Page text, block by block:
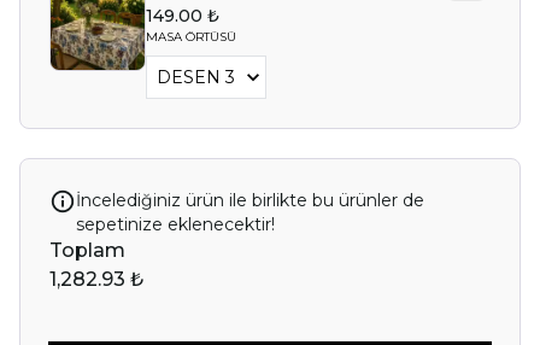
149.00 ₺
MASA ÖRTÜSÜ
İncelediğiniz ürün ile birlikte bu ürünler de
sepetinize eklenecektir!
Toplam
1,282.93 ₺